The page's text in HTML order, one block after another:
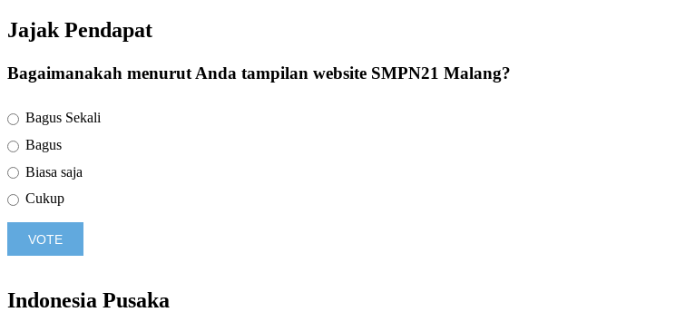
Jajak Pendapat
Bagaimanakah menurut Anda tampilan website SMPN21 Malang?
Bagus Sekali
Bagus
Biasa saja
Cukup
Indonesia Pusaka